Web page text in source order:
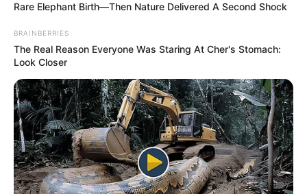
Rare Elephant Birth—Then Nature Delivered A Second Shock
BRAINBERRIES
The Real Reason Everyone Was Staring At Cher's Stomach:
Look Closer